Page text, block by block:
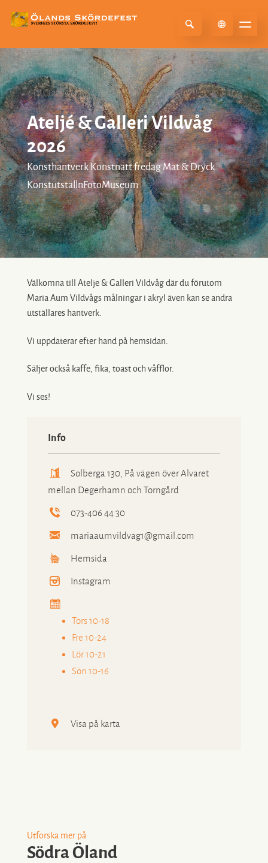
Select Language ▼
Ateljé & Galleri Vildvåg
2026
Konsthantverk Konstnatt fredag Mat & Dryck
KonstutställnFotoMuseum
Välkomna till Atelje & Galleri Vildvåg där du förutom
Maria Aum Vildvågs målningar i akryl även kan se andra
utställares hantverk.
Vi uppdaterar efter hand på hemsidan.
Säljer också kaffe, fika, toast och våfflor.
Vi ses!
Info
Solberga 130, På vägen över Alvaret
mellan Degerhamn och Torngård
073-406 44 30
mariaaumvildvag1@gmail.com
Hemsida
Instagram
Tors 10-18
Fre 10-24
Lör 10-21
Sön 10-16
Visa på karta
Utforska mer på
Södra Öland